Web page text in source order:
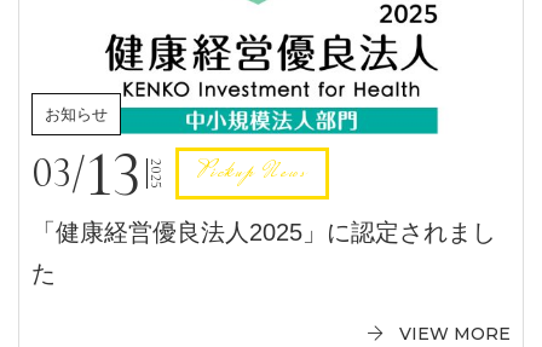
03/13 2025 Pickup News
お知らせ
「健康経営優良法人2025」に認定されまし
た
VIEW MORE